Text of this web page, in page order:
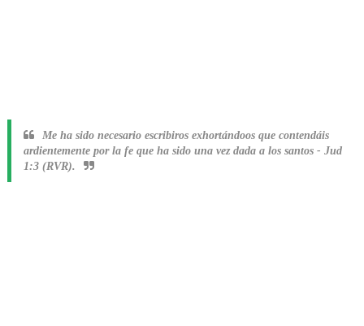
Me ha sido necesario escribiros exhortándoos que contendáis
ardientemente por la fe que ha sido una vez dada a los santos - Jud
1:3 (RVR).